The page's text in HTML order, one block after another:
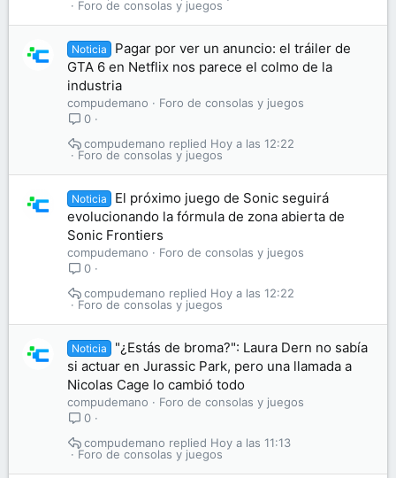
Foro de consolas y juegos
Noticia
Pagar por ver un anuncio: el tráiler de
GTA 6 en Netflix nos parece el colmo de la
industria
compudemano
Foro de consolas y juegos
0
Foro de consolas y juegos
Hoy a las 12:22
compudemano
Noticia
El próximo juego de Sonic seguirá
evolucionando la fórmula de zona abierta de
Sonic Frontiers
compudemano
Foro de consolas y juegos
0
Foro de consolas y juegos
Hoy a las 12:22
compudemano
Noticia
"¿Estás de broma?": Laura Dern no sabía
si actuar en Jurassic Park, pero una llamada a
Nicolas Cage lo cambió todo
compudemano
Foro de consolas y juegos
0
Foro de consolas y juegos
Hoy a las 11:13
compudemano